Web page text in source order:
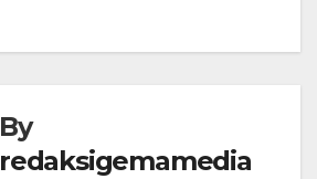
By
redaksigemamedia